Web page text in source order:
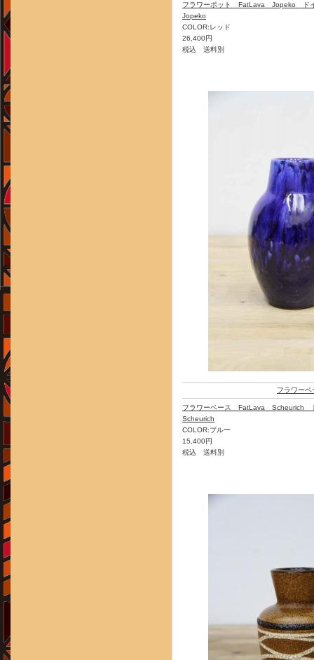
フラワーポット FatLava Jopeko ド
Jopeko
COLOR:レッド
26,400円
税込 送料別
フラワーベ
フラワーベース FatLava Scheurich
Scheurich
COLOR:ブルー
15,400円
税込 送料別